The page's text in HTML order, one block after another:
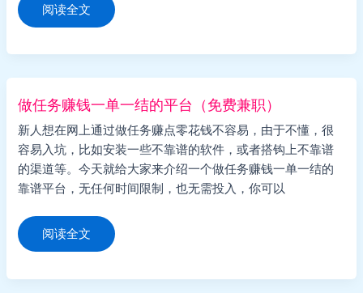
新
人
在
赏
怎
做
任
务
赚
钱？
阅读全文
做任务赚钱一单一结的平台（免费兼职）
新人想在网上通过做任务赚点零花钱不容易，由于不懂，很
容易入坑，比如安装一些不靠谱的软件，或者搭钩上不靠谱
的渠道等。今天就给大家来介绍一个做任务赚钱一单一结的
靠谱平台，无任何时间限制，也无需投入，你可以
做
任
务
钱
阅读全文